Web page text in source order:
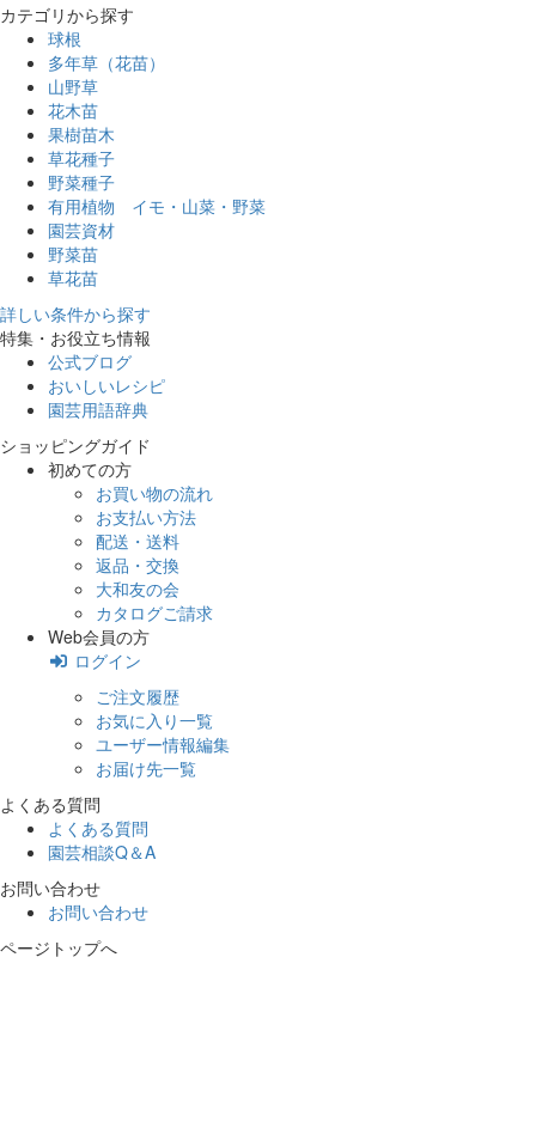
カテゴリから探す
球根
多年草（花苗）
山野草
花木苗
果樹苗木
草花種子
野菜種子
有用植物 イモ・山菜・野菜
園芸資材
野菜苗
草花苗
詳しい条件から探す
特集・お役立ち情報
公式ブログ
おいしいレシピ
園芸用語辞典
ショッピングガイド
初めての方
お買い物の流れ
お支払い方法
配送・送料
返品・交換
大和友の会
カタログご請求
Web会員の方
ログイン
ご注文履歴
お気に入り一覧
ユーザー情報編集
お届け先一覧
よくある質問
よくある質問
園芸相談Q＆A
お問い合わせ
お問い合わせ
ページトップへ